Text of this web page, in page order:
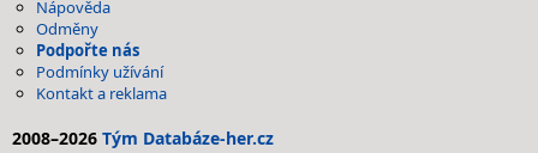
Nápověda
Odměny
Podpořte nás
Podmínky užívání
Kontakt a reklama
2008–2026 Tým Databáze-her.cz